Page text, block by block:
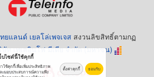
ยแลนด์ เยลโล่เพจเจส สงวนลิขสิทธิ์ตามกฏ
ษัท เทเลอินโฟ มีเดีย จำกัด (มหาชน)
บไซต์นี้ใช้คุกกี้
าใช้คุกกี้เพื่อเพิ่มประสิทธิภาพ
ะมอบประสบการณ์ความพึง
ตั้งค่าคุกกี้ ยอมรับ